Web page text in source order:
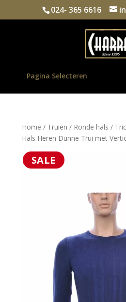
024- 365 6616
Pagina Selecteren
Home / Truien / Ronde hals /
Hals Heren Dunne Trui met
SALE